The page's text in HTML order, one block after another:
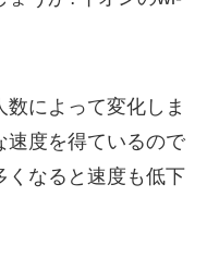
によって変化しま
速度を得ているので
くなると速度も低下